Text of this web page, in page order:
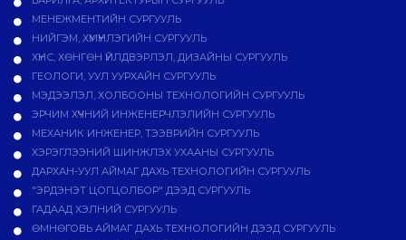
МЕНЕЖМЕНТИЙН СУРГУУЛЬ
НИЙГЭМ, ХҮМҮҮНЛЭГИЙН СУРГУУЛЬ
ХҮНС, ХӨНГӨН ҮЙЛДВЭРЛЭЛ, ДИЗАЙНЫ СУРГУУЛЬ
ГЕОЛОГИ, УУЛ УУРХАЙН СУРГУУЛЬ
МЭДЭЭЛЭЛ, ХОЛБООНЫ ТЕХНОЛОГИЙН СУРГУУЛЬ
ЭРЧИМ ХҮЧНИЙ ИНЖЕНЕРЧЛЭЛИЙН СУРГУУЛЬ
МЕХАНИК ИНЖЕНЕР, ТЭЭВРИЙН СУРГУУЛЬ
ХЭРЭГЛЭЭНИЙ ШИНЖЛЭХ УХААНЫ СУРГУУЛЬ
ДАРХАН-УУЛ АЙМАГ ДАХЬ ТЕХНОЛОГИЙН СУРГУУЛЬ
"ЭРДЭНЭТ ЦОГЦОЛБОР" ДЭЭД СУРГУУЛЬ
ГАДААД ХЭЛНИЙ СУРГУУЛЬ
ӨМНӨГОВЬ АЙМАГ ДАХЬ ТЕХНОЛОГИЙН ДЭЭД СУРГУУЛЬ